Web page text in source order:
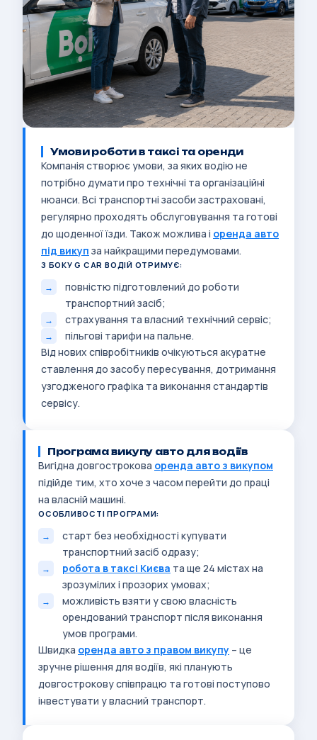
Умови роботи в таксі та оренди
Компанія створює умови, за яких водію не
потрібно думати про технічні та організаційні
нюанси. Всі транспортні засоби застраховані,
регулярно проходять обслуговування та готові
до щоденної їзди. Також можлива і оренда авто
під викуп за найкращими передумовами.
З БОКУ G CAR ВОДІЙ ОТРИМУЄ:
повністю підготовлений до роботи
транспортний засіб;
страхування та власний технічний сервіс;
пільгові тарифи на пальне.
Від нових співробітників очікуються акуратне
ставлення до засобу пересування, дотримання
узгодженого графіка та виконання стандартів
сервісу.
Програма викупу авто для водіїв
Вигідна довгострокова оренда авто з викупом
підійде тим, хто хоче з часом перейти до праці
на власній машині.
ОСОБЛИВОСТІ ПРОГРАМИ:
старт без необхідності купувати
транспортний засіб одразу;
робота в таксі Києва та ще 24 містах на
зрозумілих і прозорих умовах;
можливість взяти у свою власність
орендований транспорт після виконання
умов програми.
Швидка оренда авто з правом викупу – це
зручне рішення для водіїв, які планують
довгострокову співпрацю та готові поступово
інвестувати у власний транспорт.